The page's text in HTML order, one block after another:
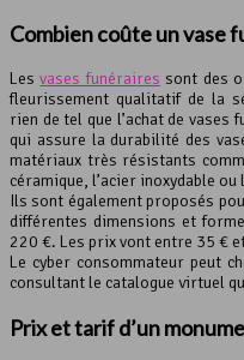
Combien coûte unvase
Lesvases funéraires sont des
fleurissement qualitatif de la
rien de tel que l’achat de
qui assure la durabilité des
matériaux très résistants
céramique, l’acier inoxydable
Ils sont également proposés
différentes dimensions et
220 €. Les prix vont entre 35 €
Le cyber consommateur peut
consultant le catalogue virtuel
Prix et tarif d’un